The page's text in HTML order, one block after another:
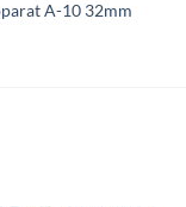
A-10 32mm